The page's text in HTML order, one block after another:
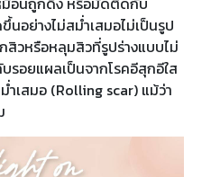
นอย่างไม่สม่ำเสมอไม่เป็นรูป
สิวหรือหลุมสิวที่รูปร่างแบบไม่
รอยแผลเป็นจากโรคอีสุกอีใส
เสมอ (Rolling scar) แม้ว่า